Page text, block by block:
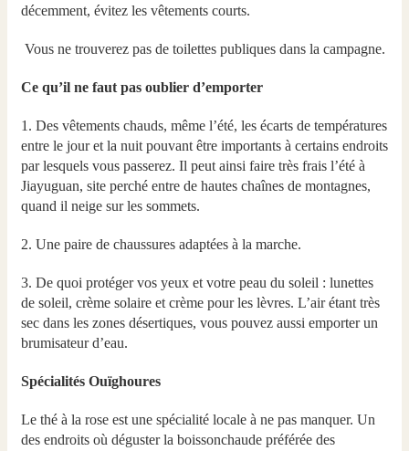
décemment, évitez les vêtements courts.
Vous ne trouverez pas de toilettes publiques dans la campagne.
Ce qu’il ne faut pas oublier d’emporter
1. Des vêtements chauds, même l’été, les écarts de températures
entre le jour et la nuit pouvant être importants à certains endroits
par lesquels vous passerez. Il peut ainsi faire très frais l’été à
Jiayuguan, site perché entre de hautes chaînes de montagnes,
quand il neige sur les sommets.
2. Une paire de chaussures adaptées à la marche.
3. De quoi protéger vos yeux et votre peau du soleil : lunettes
de soleil, crème solaire et crème pour les lèvres. L’air étant très
sec dans les zones désertiques, vous pouvez aussi emporter un
brumisateur d’eau.
Spécialités Ouïghoures
Le thé à la rose est une spécialité locale à ne pas manquer. Un
des endroits où déguster la boissonchaude préférée des